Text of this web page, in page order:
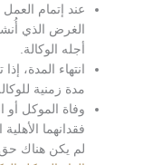
إتمام العمل أو تحقيق
الذي أُنشئت من
الوكالة.
المدة، إذا تم تحديد
زمنية للوكالة وانتهت.
الموكل أو الوكيل أو
الأهلية القانونية (ما
يكن هناك حق للغير).